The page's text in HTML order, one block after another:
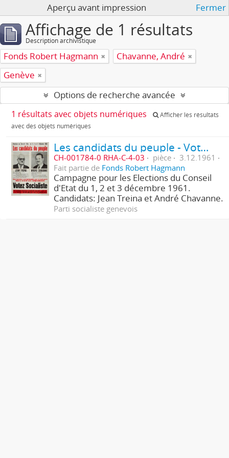
Aperçu avant impression Fermer
Affichage de 1 résultats
Description archivistique
Fonds Robert Hagmann
Chavanne, André
Genève
Options de recherche avancée
1 résultats avec objets numériques
Afficher les résultats
avec des objets numériques
Les candidats du peuple - Votez Socialiste
CH-001784-0 RHA-C-4-03 pièce
3.12.1961
Fait partie de Fonds Robert Hagmann
Campagne pour les Elections du Conseil
d'Etat du 1, 2 et 3 décembre 1961.
Candidats: Jean Treina et André Chavanne.
Parti socialiste genevois